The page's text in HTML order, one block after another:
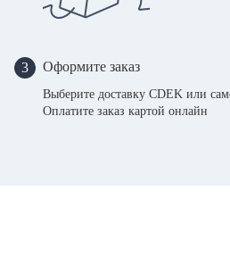
3 Оформите заказ
Выберите доставку CDEK или
Оплатите заказ картой онлайн